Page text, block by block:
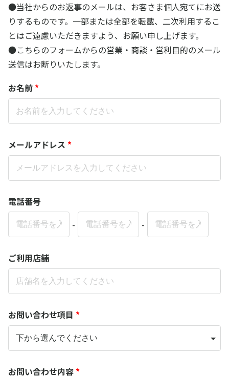
●当社からのお返事のメールは、お客さま個人宛てにお送
りするものです。一部または全部を転載、二次利用するこ
とはご遠慮いただきますよう、お願い申し上げます。
●こちらのフォームからの営業・商談・営利目的のメール
送信はお断りいたします。
お名前 *
メールアドレス *
電話番号
-
-
ご利用店舗
お問い合わせ項目 *
お問い合わせ内容 *